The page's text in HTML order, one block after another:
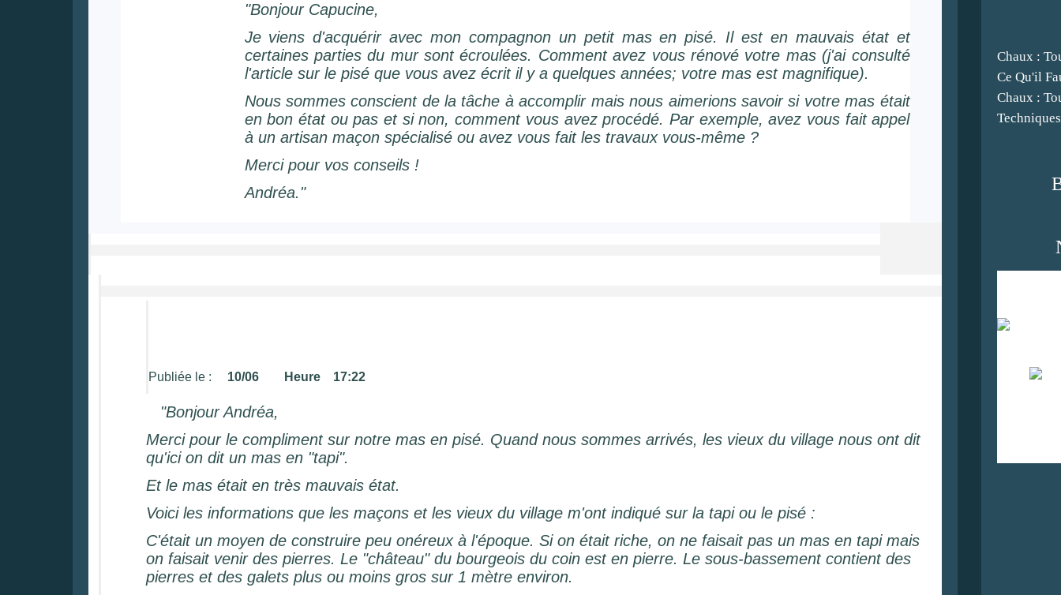
"Bonjour Capucine,
Je viens d'acquérir avec mon compagnon un petit mas en pisé. Il est en mauvais état et
certaines parties du mur sont écroulées. Comment avez vous rénové votre mas (j'ai consulté
l'article sur le pisé que vous avez écrit il y a quelques années; votre mas est magnifique).
Nous sommes conscient de la tâche à accomplir mais nous aimerions savoir si votre mas était
en bon état ou pas et si non, comment vous avez procédé. Par exemple, avez vous fait appel
à un artisan maçon spécialisé ou avez vous fait les travaux vous-même ?
Merci pour vos conseils !
Andréa."
Publiée le : 10/06 Heure 17:22
"Bonjour Andréa,
Merci pour le compliment sur notre mas en pisé. Quand nous sommes arrivés, les vieux du village nous ont dit
qu'ici on dit un mas en "tapi".
Et le mas était en très mauvais état.
Voici les informations que les maçons et les vieux du village m'ont indiqué sur la tapi ou le pisé :
C'était un moyen de construire peu onéreux à l'époque. Si on était riche, on ne faisait pas un mas en tapi mais
on faisait venir des pierres. Le "château" du bourgeois du coin est en pierre. Le sous-bassement contient des
pierres et des galets plus ou moins gros sur 1 mètre environ.
Chaux :
Ce Qu'il
Chaux :